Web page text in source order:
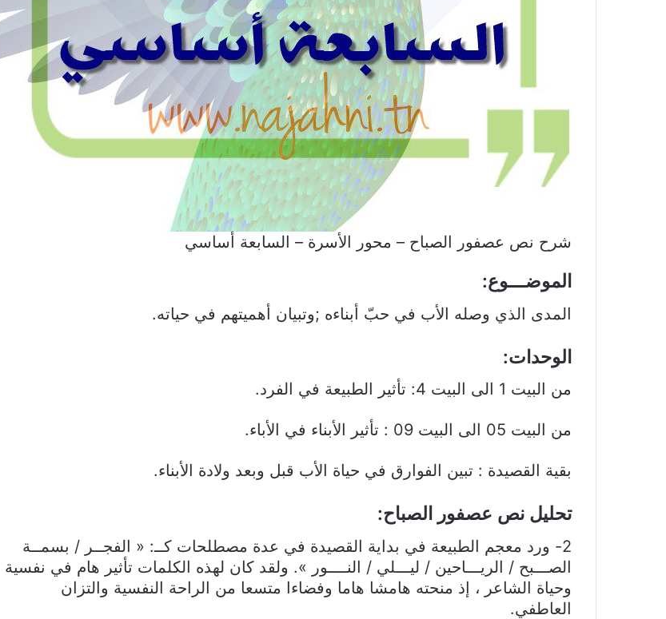
شرح نص عصفور الصباح – محور الأسرة – السابعة أساسي
الموضـــوع:
المدى الذي وصله الأب في حبّ أبناءه ;وتبيان أهميتهم في حياته.
الوحدات:
من البيت 1 الى البيت 4: تأثير الطبيعة في الفرد.
من البيت 05 الى البيت 09 : تأثير الأبناء في الأباء.
بقية القصيدة : تبين الفوارق في حياة الأب قبل وبعد ولادة الأبناء.
تحليل نص عصفور الصباح:
2- ورد معجم الطبيعة في بداية القصيدة في عدة مصطلحات كــ: « الفجــر / بسمــة
الصـــبح / الريـــاحين / ليـــلي / النــــور ». ولقد كان لهذه الكلمات تأثير هام في نفسية
وحياة الشاعر ، إذ منحته هامشا هاما وفضاءا متسعا من الراحة النفسية والتزان
العاطفي.